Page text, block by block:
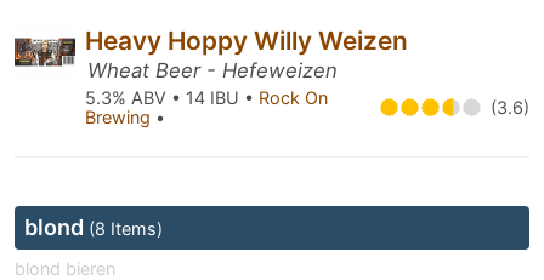
Heavy Hoppy Willy Weizen
Wheat Beer - Hefeweizen
5.3% ABV • 14 IBU • Rock On
Brewing • (3.6)
blond (8 Items)
blond bieren